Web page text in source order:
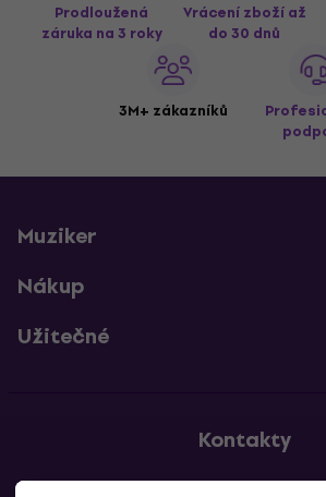
Prodloužená
záruka na 3 roky
Vrácení zboží až
do 30 dnů
3M+ zákazníků
Muziker
Nákup
Užitečné
Kontakty